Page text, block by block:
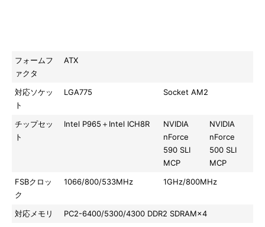
フォームフ
ァクタ
ATX
対応ソケッ
ト
LGA775 Socket AM2
チップセッ
ト
Intel P965＋Intel ICH8R
NVIDIA
nForce
590 SLI
MCP
NVIDIA
nForce
500 SLI
MCP
FSBクロッ
ク
1066/800/533MHz 1GHz/800MHz
対応メモリ
PC2-6400/5300/4300 DDR2 SDRAM×4